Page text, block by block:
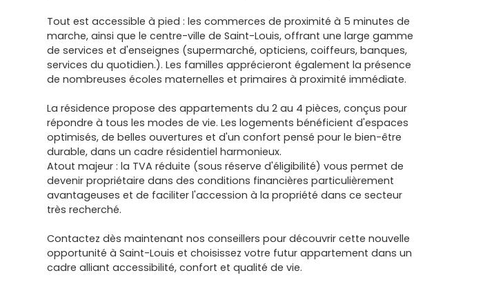
Tout est accessible à pied : les commerces de proximité à 5 minutes de
marche, ainsi que le centre-ville de Saint-Louis, offrant une large gamme
de services et d'enseignes (supermarché, opticiens, coiffeurs, banques,
services du quotidien.). Les familles apprécieront également la présence
de nombreuses écoles maternelles et primaires à proximité immédiate.
La résidence propose des appartements du 2 au 4 pièces, conçus pour
répondre à tous les modes de vie. Les logements bénéficient d'espaces
optimisés, de belles ouvertures et d'un confort pensé pour le bien-être
durable, dans un cadre résidentiel harmonieux.
Atout majeur : la TVA réduite (sous réserve d'éligibilité) vous permet de
devenir propriétaire dans des conditions financières particulièrement
avantageuses et de faciliter l'accession à la propriété dans ce secteur
très recherché.
Contactez dès maintenant nos conseillers pour découvrir cette nouvelle
opportunité à Saint-Louis et choisissez votre futur appartement dans un
cadre alliant accessibilité, confort et qualité de vie.